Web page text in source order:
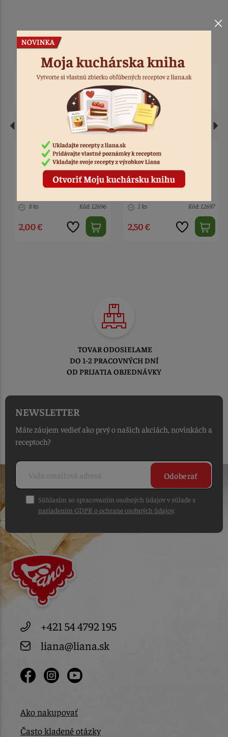
Oval na 1. sväté
prijímanie - kalich+
8 ks Kód: 12696
2,00 €
Dekorácia kalich s
hroznom fialový
1 ks Kód: 12697
2,50 €
TOVAR ODOSIELAME
DO 1-2 PRACOVNÝCH DNÍ
OD PRIJATIA OBJEDNÁVKY
NEWSLETTER
Máte záujem vedieť ako prvý o našich akciách, novinkách a
receptoch?
Odoberať
Súhlasím so spracovaním osobných údajov v súlade s
nariadením GDPR o ochrane osobných údajov.
+421 54 4792 195
liana@liana.sk
Ako nakupovať
Často kladené otázky